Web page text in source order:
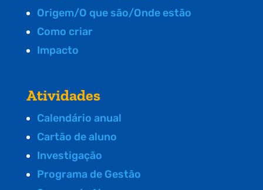
Origem/O que são/Onde estão
Como criar
Impacto
Atividades
Calendário anual
Cartão de aluno
Investigação
Programa de Gestão